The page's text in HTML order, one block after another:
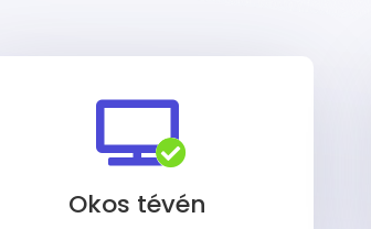


Okos tévén